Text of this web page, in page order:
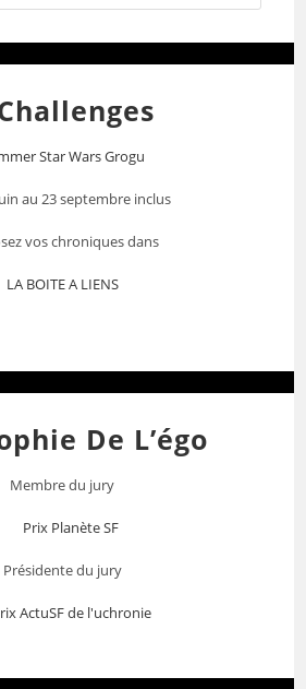
Star Wars Grogu
au 23 septembre inclus
vos chroniques dans
LA BOITE A LIENS
De L’égo
Membre du jury
Présidente du jury